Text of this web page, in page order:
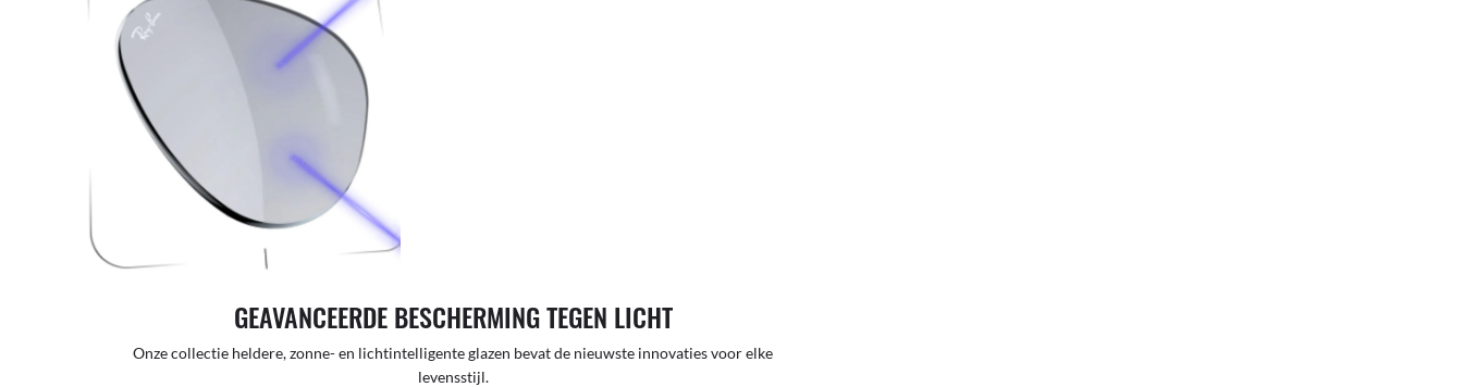
GEAVANCEERDE BESCHERMING TEGEN LICHT
Onze collectie heldere, zonne- en lichtintelligente glazen bevat de nieuwste innovaties voor elke
levensstijl.